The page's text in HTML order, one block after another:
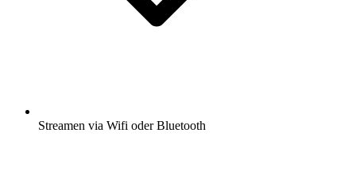
Streamen via Wifi oder Bluetooth